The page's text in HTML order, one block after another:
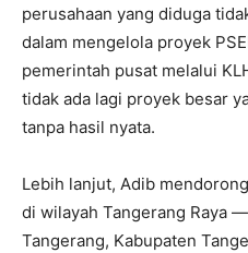
perusahaan yang diduga
dalam mengelola proyek
pemerintah pusat melalui
tidak ada lagi proyek besar
tanpa hasil nyata.
Lebih lanjut, Adib
di wilayah Tangerang Raya
Tangerang, Kabupaten